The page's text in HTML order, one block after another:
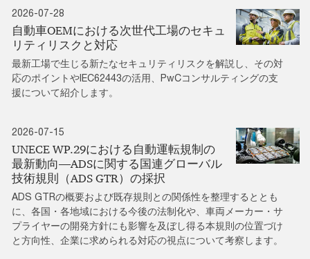
2026-07-28
自動車OEMにおける次世代工場のセキュ
リティリスクと対応
最新工場で生じる新たなセキュリティリスクを解説し、その対
応のポイントやIEC62443の活用、PwCコンサルティングの支
援について紹介します。
2026-07-15
UNECE WP.29における自動運転規制の
最新動向―ADSに関する国連グローバル
技術規則（ADS GTR）の採択
ADS GTRの概要および既存規則との関係性を整理するととも
に、各国・各地域における今後の法制化や、車両メーカー・サ
プライヤーの開発方針にも影響を及ぼし得る本規則の位置づけ
と方向性、企業に求められる対応の視点について考察します。